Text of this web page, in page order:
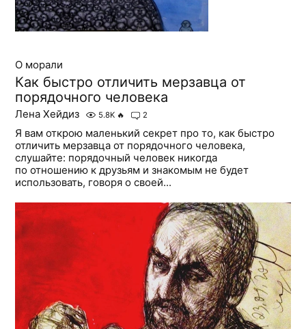
О морали
Как быстро отличить мерзавца от
порядочного человека
Лена Хейдиз 5.8K 🔥 2
Я вам открою маленький секрет про то, как быстро
отличить мерзавца от порядочного человека,
слушайте: порядочный человек никогда
по отношению к друзьям и знакомым не будет
использовать, говоря о своей...